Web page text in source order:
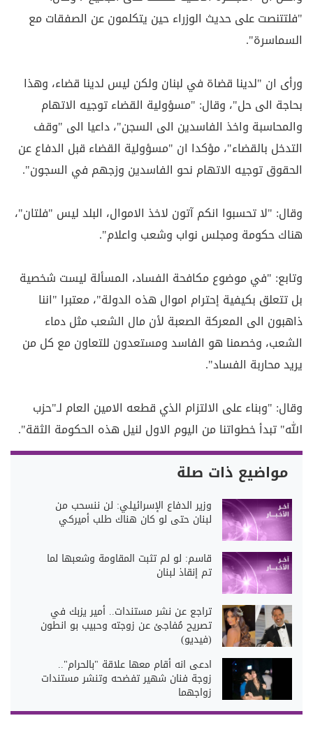
"فلتتنصت على حديث الوزراء حين يتكلمون عن الصفقات مع
السماسرة".
ورأى ان "لدينا قضاة في لبنان ولكن ليس لدينا قضاء، وهذا
بحاجة الى حل"، وقال: "مسؤولية القضاء توجيه الاتهام
والمحاسبة واخذ الفاسدين الى السجن"، داعيا الى "وقف
التدخل بالقضاء"، مؤكدا ان "مسؤولية القضاء قبل الدفاع عن
الحقوق توجيه الاتهام نحو الفاسدين وزجهم في السجون".
وقال: "لا تحسبوا انكم آتون لاخذ الاموال، البلد ليس "فلتان"،
هناك حكومة ومجلس نواب وشعب واعلام".
وتابع: "في موضوع مكافحة الفساد، المسألة ليست شخصية
بل تتعلق بكيفية إحترام اموال هذه الدولة"، معتبرا "اننا
ذاهبون الى المعركة الصعبة لأن مال الشعب مثل دماء
الشعب، وخصمنا هو الفاسد ومستعدون للتعاون مع كل من
يريد محاربة الفساد".
وقال: "وبناء على الالتزام الذي قطعه الامين العام لـ"حزب
الله" تبدأ خطواتنا من اليوم الاول لنيل هذه الحكومة الثقة".
مواضيع ذات صلة
وزير الدفاع الإسرائيلي: لن ننسحب من
لبنان حتى لو كان هناك طلب أميركي
قاسم: لو لم تثبت المقاومة وشعبها لما
تم إنقاذ لبنان
تراجع عن نشر مستندات.. أمير يزبك في
تصريح مُفاجئ عن زوجته وحبيب بو انطون
(فيديو)
ادعى انه أقام معها علاقة "بالحرام"..
زوجة فنان شهير تفضحه وتنشر مستندات
زواجهما